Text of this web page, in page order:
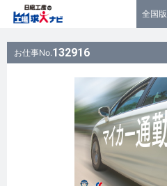
全国版
お仕事No.132916